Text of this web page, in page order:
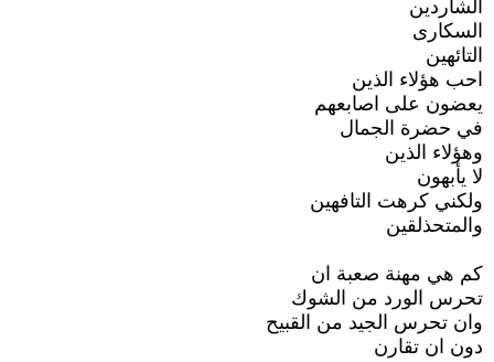
الشاردين
السكارى
التائهين
احب هؤلاء الذين
يعضون على اصابعهم
في حضرة الجمال
وهؤلاء الذين
لا يأبهون
ولكني كرهت التافهين
والمتحذلقين
كم هي مهنة صعبة ان
تحرس الورد من الشوك
وان تحرس الجيد من القبيح
دون ان تقارن